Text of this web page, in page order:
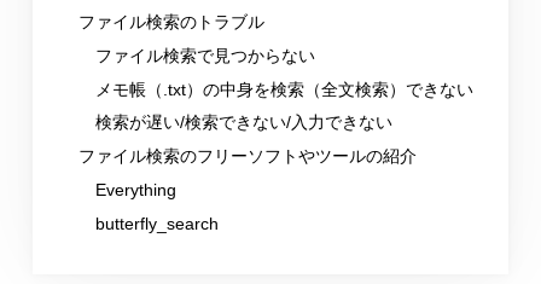
ファイル検索のトラブル
ファイル検索で見つからない
メモ帳（.txt）の中身を検索（全文検索）できない
検索が遅い/検索できない/入力できない
ファイル検索のフリーソフトやツールの紹介
Everything
butterfly_search